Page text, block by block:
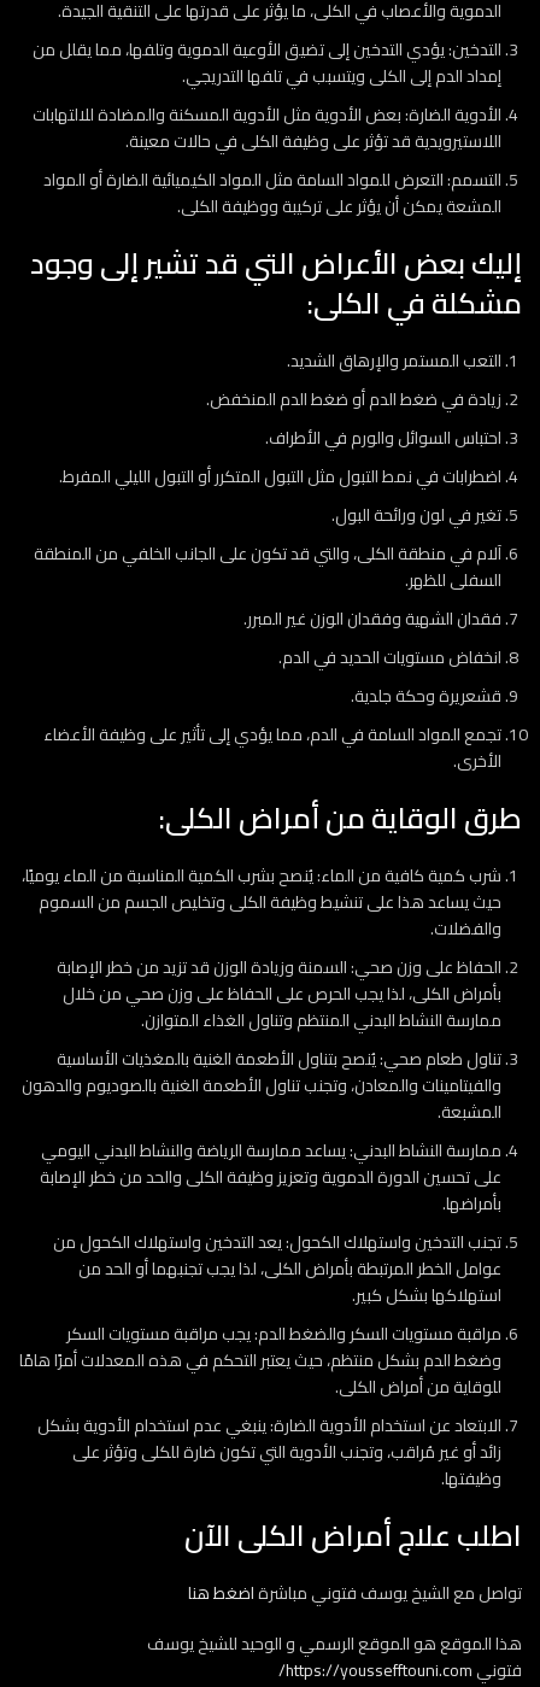
الدموية والأعصاب في الكلى، ما يؤثر على قدرتها على التنقية الجيدة.
التدخين: يؤدي التدخين إلى تضيق الأوعية الدموية وتلفها، مما يقلل من
إمداد الدم إلى الكلى ويتسبب في تلفها التدريجي.
الأدوية الضارة: بعض الأدوية مثل الأدوية المسكنة والمضادة للالتهابات
اللاستيرويدية قد تؤثر على وظيفة الكلى في حالات معينة.
التسمم: التعرض للمواد السامة مثل المواد الكيميائية الضارة أو المواد
المشعة يمكن أن يؤثر على تركيبة ووظيفة الكلى.
إليك بعض الأعراض التي قد تشير إلى وجود
مشكلة في الكلى:
التعب المستمر والإرهاق الشديد.
زيادة في ضغط الدم أو ضغط الدم المنخفض.
احتباس السوائل والورم في الأطراف.
اضطرابات في نمط التبول مثل التبول المتكرر أو التبول الليلي المفرط.
تغير في لون ورائحة البول.
آلام في منطقة الكلى، والتي قد تكون على الجانب الخلفي من المنطقة
السفلى للظهر.
فقدان الشهية وفقدان الوزن غير المبرر.
انخفاض مستويات الحديد في الدم.
قشعريرة وحكة جلدية.
تجمع المواد السامة في الدم، مما يؤدي إلى تأثير على وظيفة الأعضاء
الأخرى.
طرق الوقاية من أمراض الكلى:
شرب كمية كافية من الماء: يُنصح بشرب الكمية المناسبة من الماء يوميًا،
حيث يساعد هذا على تنشيط وظيفة الكلى وتخليص الجسم من السموم
والفضلات.
الحفاظ على وزن صحي: السمنة وزيادة الوزن قد تزيد من خطر الإصابة
بأمراض الكلى، لذا يجب الحرص على الحفاظ على وزن صحي من خلال
ممارسة النشاط البدني المنتظم وتناول الغذاء المتوازن.
تناول طعام صحي: يُنصح بتناول الأطعمة الغنية بالمغذيات الأساسية
والفيتامينات والمعادن، وتجنب تناول الأطعمة الغنية بالصوديوم والدهون
المشبعة.
ممارسة النشاط البدني: يساعد ممارسة الرياضة والنشاط البدني اليومي
على تحسين الدورة الدموية وتعزيز وظيفة الكلى والحد من خطر الإصابة
بأمراضها.
تجنب التدخين واستهلاك الكحول: يعد التدخين واستهلاك الكحول من
عوامل الخطر المرتبطة بأمراض الكلى، لذا يجب تجنبهما أو الحد من
استهلاكها بشكل كبير.
مراقبة مستويات السكر والضغط الدم: يجب مراقبة مستويات السكر
وضغط الدم بشكل منتظم، حيث يعتبر التحكم في هذه المعدلات أمرًا هامًا
للوقاية من أمراض الكلى.
الابتعاد عن استخدام الأدوية الضارة: ينبغي عدم استخدام الأدوية بشكل
زائد أو غير مُراقب، وتجنب الأدوية التي تكون ضارة للكلى وتؤثر على
وظيفتها.
اطلب علاج أمراض الكلى الآن
تواصل مع الشيخ يوسف فتوني مباشرةاضغط هنا
هذا الموقع هو الموقع الرسمي و الوحيد للشيخ يوسف
فتونيhttps://youssefftouni.com/